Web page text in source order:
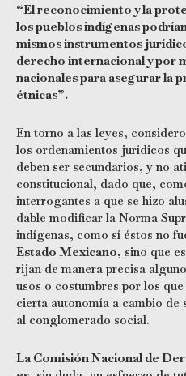
“El reconocimiento y la
los pueblos indígenas
mismos instrumentos
derecho internacional y por
nacionales para asegurar la
étnicas”.
En torno a las leyes,
los ordenamientos jurídicos
deben ser secundarios, y no
constitucional, dado que,
interrogantes a que se hizo
dable modificar la Norma
indígenas, como sí éstos no
Estado Mexicano, sino que
rijan de manera precisa
usos o costumbres por los
cierta autonomía a cambio de
al conglomerado social.
La Comisión Nacional de